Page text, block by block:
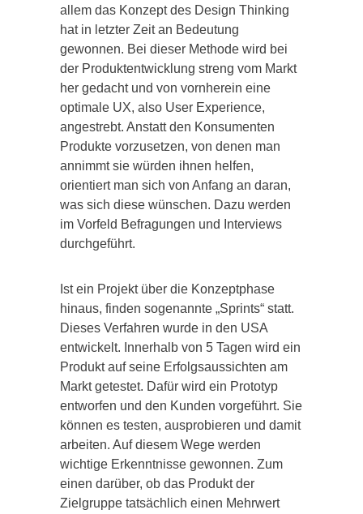
allem das Konzept des Design Thinking
hat in letzter Zeit an Bedeutung
gewonnen. Bei dieser Methode wird bei
der Produktentwicklung streng vom Markt
her gedacht und von vornherein eine
optimale UX, also User Experience,
angestrebt. Anstatt den Konsumenten
Produkte vorzusetzen, von denen man
annimmt sie würden ihnen helfen,
orientiert man sich von Anfang an daran,
was sich diese wünschen. Dazu werden
im Vorfeld Befragungen und Interviews
durchgeführt.
Ist ein Projekt über die Konzeptphase
hinaus, finden sogenannte „Sprints“ statt.
Dieses Verfahren wurde in den USA
entwickelt. Innerhalb von 5 Tagen wird ein
Produkt auf seine Erfolgsaussichten am
Markt getestet. Dafür wird ein Prototyp
entworfen und den Kunden vorgeführt. Sie
können es testen, ausprobieren und damit
arbeiten. Auf diesem Wege werden
wichtige Erkenntnisse gewonnen. Zum
einen darüber, ob das Produkt der
Zielgruppe tatsächlich einen Mehrwert